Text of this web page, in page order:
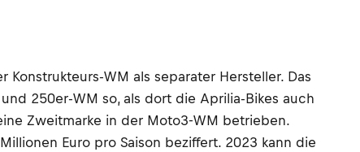
WM als separater Hersteller. Das
250er-WM so, als dort die Aprilia-Bikes auch
Zweitmarke in der Moto3-WM betrieben.
Euro pro Saison beziffert. 2023 kann die